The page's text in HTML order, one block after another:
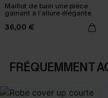
Maillot de bain une pièce
gainant à l’allure élégante
36,00 €
FRÉQUEMMENT